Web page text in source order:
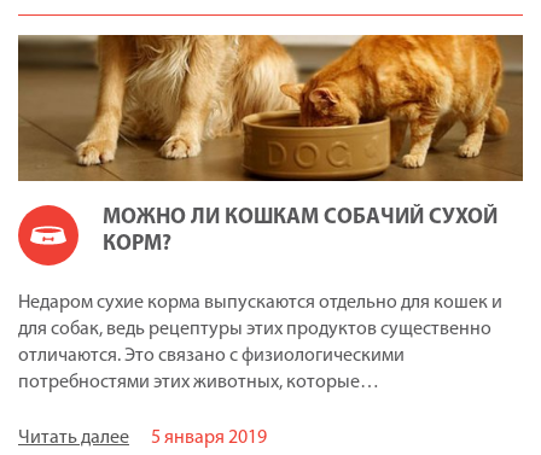
МОЖНО ЛИ КОШКАМ СОБАЧИЙ СУХОЙ
КОРМ?
Недаром сухие корма выпускаются отдельно для кошек и
для собак, ведь рецептуры этих продуктов существенно
отличаются. Это связано с физиологическими
потребностями этих животных, которые…
Читать далее 5 января 2019